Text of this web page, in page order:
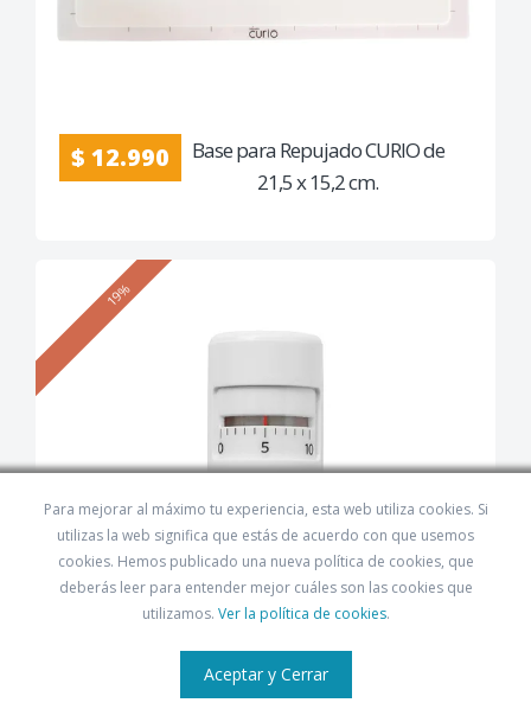
$ 12.990
Base para Repujado CURIO de
21,5 x 15,2 cm.
19%
Para mejorar al máximo tu experiencia, esta web utiliza cookies. Si
utilizas la web significa que estás de acuerdo con que usemos
cookies. Hemos publicado una nueva política de cookies, que
deberás leer para entender mejor cuáles son las cookies que
utilizamos. Ver la política de cookies.
Aceptar y Cerrar